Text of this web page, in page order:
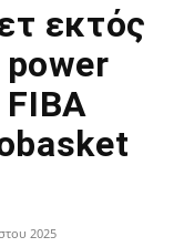
εκτός
2025